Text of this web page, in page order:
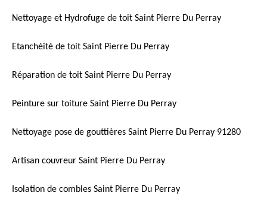
Nettoyage et Hydrofuge de toit Saint Pierre Du Perray
Etanchéité de toit Saint Pierre Du Perray
Réparation de toit Saint Pierre Du Perray
Peinture sur toiture Saint Pierre Du Perray
Nettoyage pose de gouttières Saint Pierre Du Perray 91280
Artisan couvreur Saint Pierre Du Perray
Isolation de combles Saint Pierre Du Perray